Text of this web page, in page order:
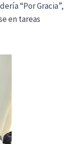
“Por Gracia”,
en tareas